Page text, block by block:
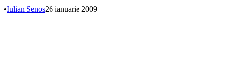
•Iulian Senos26 ianuarie 2009